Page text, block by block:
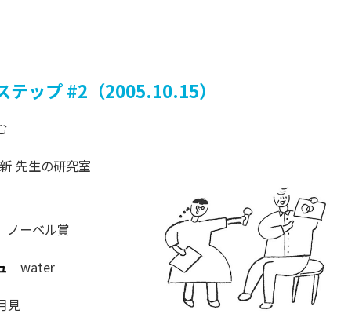
テップ#2（2005.10.15）
先生の研究室
ノーベル賞
water
見